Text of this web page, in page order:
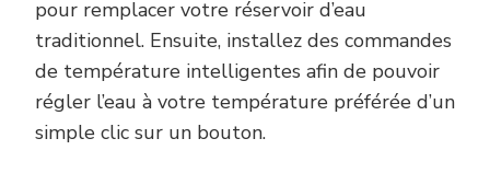
pour remplacer votre réservoir d’eau
traditionnel. Ensuite, installez des commandes
de température intelligentes afin de pouvoir
régler l’eau à votre température préférée d’un
simple clic sur un bouton.